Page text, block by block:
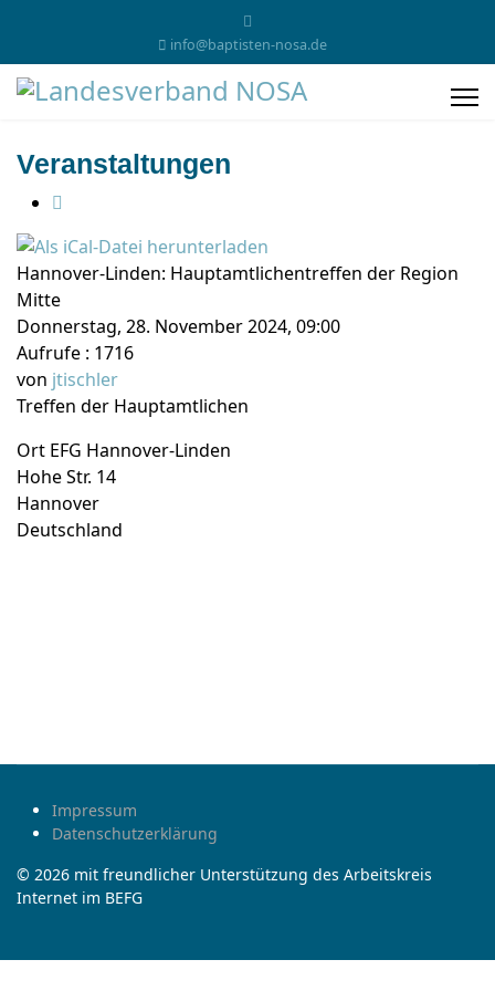
info@baptisten-nosa.de
Veranstaltungen
Hannover-Linden: Hauptamtlichentreffen der Region
Mitte
Donnerstag, 28. November 2024, 09:00
Aufrufe : 1716
von jtischler
Treffen der Hauptamtlichen
Ort EFG Hannover-Linden
Hohe Str. 14
Hannover
Deutschland
Impressum
Datenschutzerklärung
© 2026 mit freundlicher Unterstützung des Arbeitskreis
Internet im BEFG